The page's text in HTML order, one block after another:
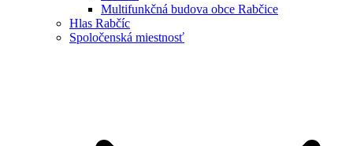
Multifunkčná budova obce Rabčice
Hlas Rabčíc
Spoločenská miestnosť